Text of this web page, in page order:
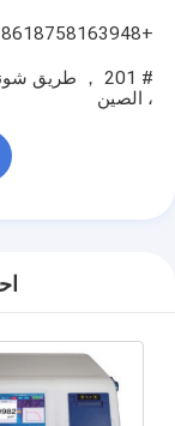
+8618758163948
# 201 ， طريق
، الصين